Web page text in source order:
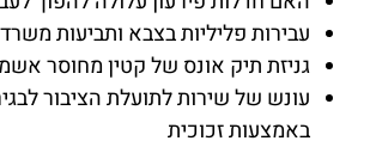
עבירות פליליות בצבא ותביעות
גניזת תיק אונס של קטין מחוסר
עונש של שירות לתועלת הציבור
באמצעות זכוכית